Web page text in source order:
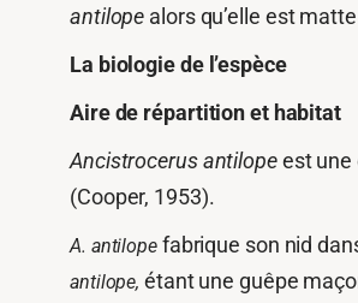
antilope alors qu’elle est
La biologie de l’espèce
Aire de répartition et habitat
Ancistrocerus antilopeest une
(Cooper, 1953).
A. antilope fabrique son nid
antilope, étant une guêpe